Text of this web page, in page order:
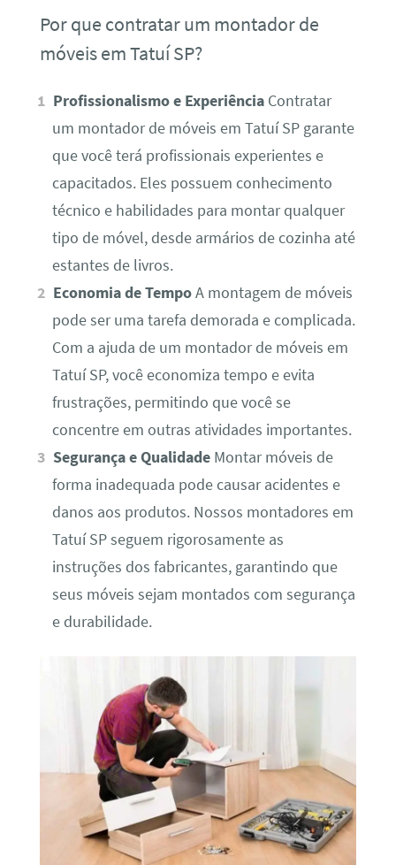
Por que contratar um montador de
móveis em Tatuí SP?
Profissionalismo e Experiência Contratar
um montador de móveis em Tatuí SP garante
que você terá profissionais experientes e
capacitados. Eles possuem conhecimento
técnico e habilidades para montar qualquer
tipo de móvel, desde armários de cozinha até
estantes de livros.
Economia de TempoA montagem de móveis
pode ser uma tarefa demorada e complicada.
Com a ajuda de um montador de móveis em
Tatuí SP, você economiza tempo e evita
frustrações, permitindo que você se
concentre em outras atividades importantes.
Segurança e Qualidade Montar móveis de
forma inadequada pode causar acidentes e
danos aos produtos. Nossos montadores em
Tatuí SP seguem rigorosamente as
instruções dos fabricantes, garantindo que
seus móveis sejam montados com segurança
e durabilidade.